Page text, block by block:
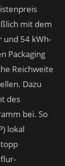
mit dem
und 54 kWh-
Packaging
Reichweite
Dazu
des
bei. So
lokal